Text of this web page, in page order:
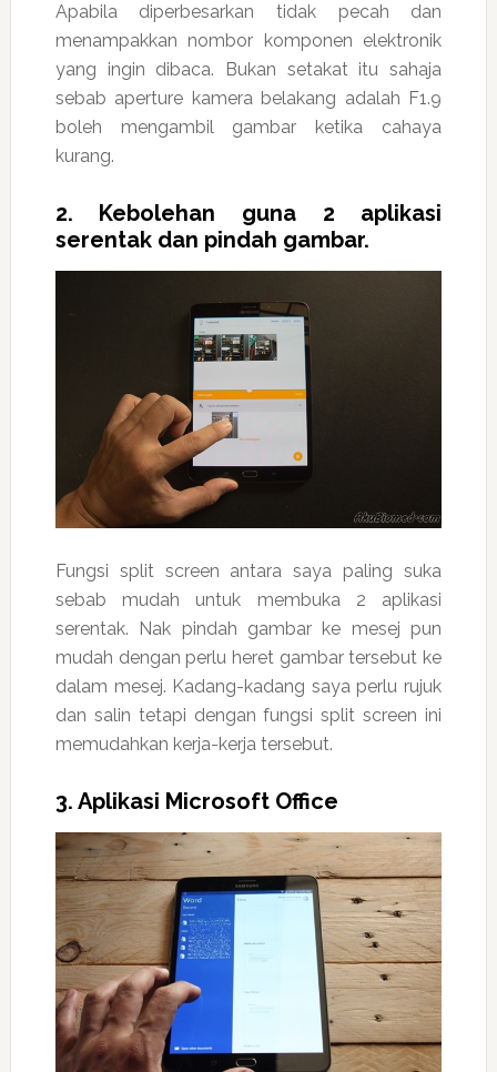
Apabila diperbesarkan tidak pecah dan
menampakkan nombor komponen elektronik
yang ingin dibaca. Bukan setakat itu sahaja
sebab aperture kamera belakang adalah F1.9
boleh mengambil gambar ketika cahaya
kurang.
2. Kebolehan guna 2 aplikasi
serentak dan pindah gambar.
Fungsi split screen antara saya paling suka
sebab mudah untuk membuka 2 aplikasi
serentak. Nak pindah gambar ke mesej pun
mudah dengan perlu heret gambar tersebut ke
dalam mesej. Kadang-kadang saya perlu rujuk
dan salin tetapi dengan fungsi split screen ini
memudahkan kerja-kerja tersebut.
3. Aplikasi Microsoft Office